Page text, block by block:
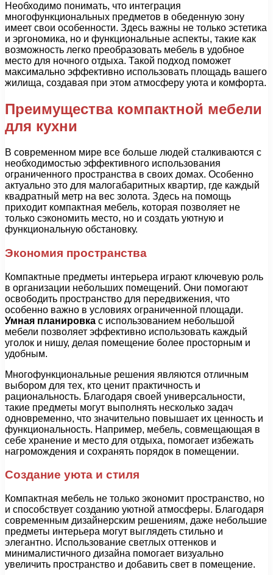
Необходимо понимать, что интеграция
многофункциональных предметов в обеденную зону
имеет свои особенности. Здесь важны не только эстетика
и эргономика, но и функциональные аспекты, такие как
возможность легко преобразовать мебель в удобное
место для ночного отдыха. Такой подход поможет
максимально эффективно использовать площадь вашего
жилища, создавая при этом атмосферу уюта и комфорта.
Преимущества компактной мебели
для кухни
В современном мире все больше людей сталкиваются с
необходимостью эффективного использования
ограниченного пространства в своих домах. Особенно
актуально это для малогабаритных квартир, где каждый
квадратный метр на вес золота. Здесь на помощь
приходит компактная мебель, которая позволяет не
только сэкономить место, но и создать уютную и
функциональную обстановку.
Экономия пространства
Компактные предметы интерьера играют ключевую роль
в организации небольших помещений. Они помогают
освободить пространство для передвижения, что
особенно важно в условиях ограниченной площади.
Умная планировка с использованием небольшой
мебели позволяет эффективно использовать каждый
уголок и нишу, делая помещение более просторным и
удобным.
Многофункциональные решения являются отличным
выбором для тех, кто ценит практичность и
рациональность. Благодаря своей универсальности,
такие предметы могут выполнять несколько задач
одновременно, что значительно повышает их ценность и
функциональность. Например, мебель, совмещающая в
себе хранение и место для отдыха, помогает избежать
нагромождения и сохранять порядок в помещении.
Создание уюта и стиля
Компактная мебель не только экономит пространство, но
и способствует созданию уютной атмосферы. Благодаря
современным дизайнерским решениям, даже небольшие
предметы интерьера могут выглядеть стильно и
элегантно. Использование светлых оттенков и
минималистичного дизайна помогает визуально
увеличить пространство и добавить свет в помещение.